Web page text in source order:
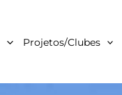
Projetos/Clubes